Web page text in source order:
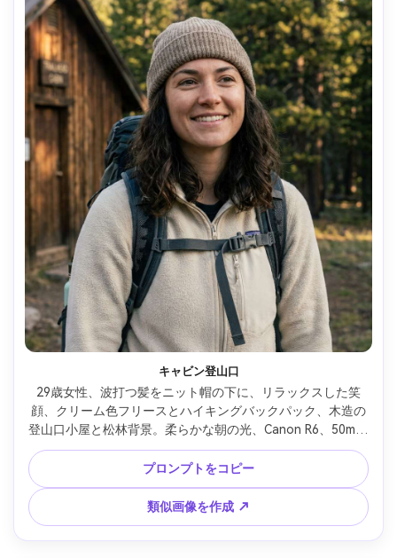
キャビン登山口
29歳女性、波打つ髪をニット帽の下に、リラックスした笑
顔、クリーム色フリースとハイキングバックパック、木造の
登山口小屋と松林背景。柔らかな朝の光、Canon R6、50mm
f/1.4、中心構図、ライフスタイル＆エディトリアルムード、
リアルな肌、自然な影、シャープフォーカス、高解像度 --ar
4:5
プロンプトをコピー
類似画像を作成 ↗